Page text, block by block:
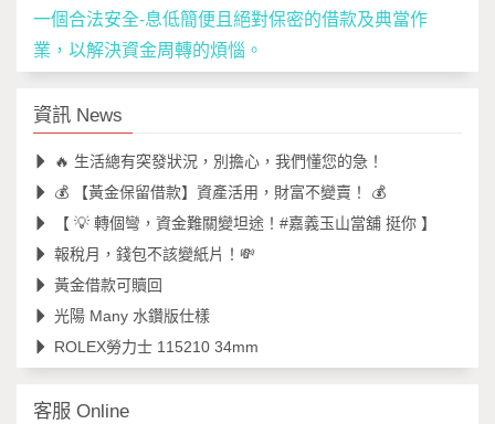
一個合法安全-息低簡便且絕對保密的借款及典當作
業， 以解決資金周轉的煩惱。
資訊 News
🔥 生活總有突發狀況，別擔心，我們懂您的急！
💰 【黃金保留借款】資產活用，財富不變賣！ 💰
【 💡 轉個彎，資金難關變坦途！#嘉義玉山當舖 挺你 】
報稅月，錢包不該變紙片！💸
黃金借款可贖回
光陽 Many 水鑽版仕樣
ROLEX勞力士 115210 34mm
客服 Online